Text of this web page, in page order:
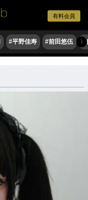
有料会員
#平野佳寿 #前田悠伍 #
〉